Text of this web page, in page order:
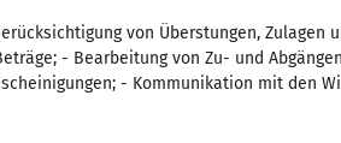
von Überstungen, Zulagen
- Bearbeitung von Zu- und
- Kommunikation mit den